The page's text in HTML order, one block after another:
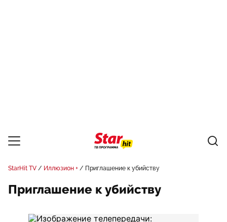
StarHit TV Иллюзион + Приглашение к убийству
Приглашение к убийству